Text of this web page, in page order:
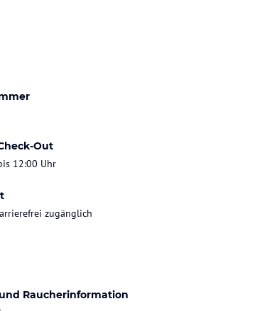
Out
12:00 Uhr
zugänglich
Raucherinformation